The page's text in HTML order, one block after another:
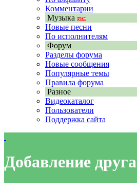
Комментарии
Музыка
Новые песни
По исполнителям
Форум
Разделы форума
Новые сообщения
Популярные темы
Правила форума
Разное
Видеокаталог
Пользователи
Поддержка сайта
Добавление друга